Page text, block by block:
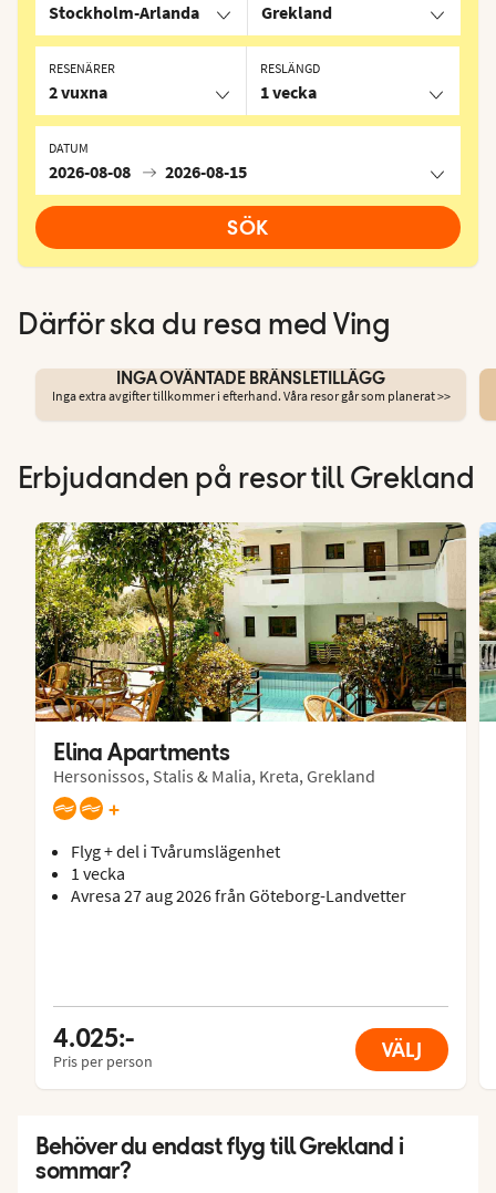
Stockholm-Arlanda Grekland
RESLÄNGD
1 vecka
DATUM
2026-08-08 2026-08-15
RESENÄRER
2 vuxna
SÖK
Därför ska du resa med Ving
INGA OVÄNTADE BRÄNSLETILLÄGG
Inga extra avgifter tillkommer i efterhand. Våra resor går som planerat >>
Erbjudanden på resor till Grekland
Elina Apartments
Hersonissos, Stalis & Malia, Kreta, Grekland
+
Flyg + del i Tvårumslägenhet
1 vecka
Avresa 27 aug 2026 från Göteborg-Landvetter
4.025:-
Pris per person VÄLJ
Behöver du endast flyg till Grekland i
sommar?